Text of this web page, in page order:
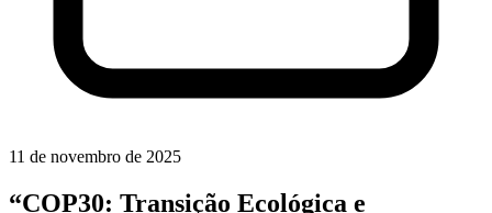
11 de novembro de 2025
“COP30: Transição Ecológica e